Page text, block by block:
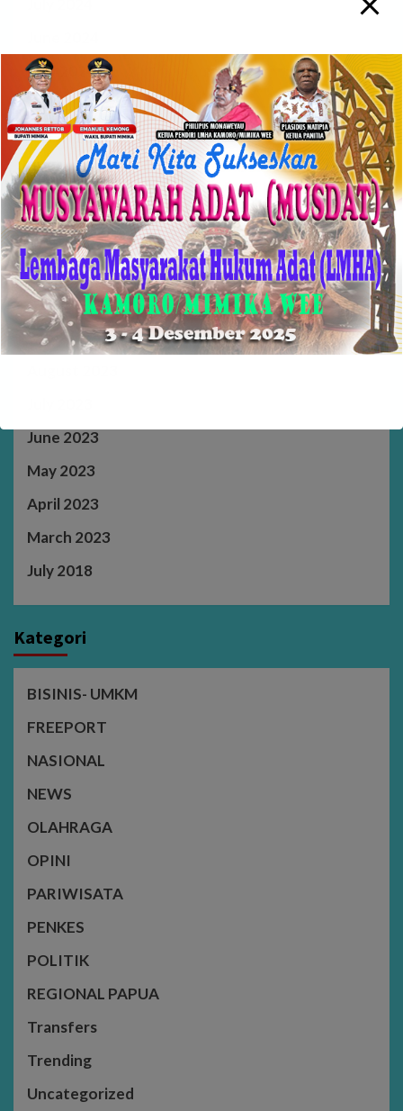
May 2024
April 2024
March 2024
February 2024
January 2024
December 2023
November 2023
October 2023
September 2023
June 2023
May 2023
April 2023
March 2023
July 2018
Kategori
BISINIS- UMKM
FREEPORT
NASIONAL
NEWS
OLAHRAGA
OPINI
PARIWISATA
PENKES
POLITIK
REGIONAL PAPUA
Transfers
Trending
Uncategorized